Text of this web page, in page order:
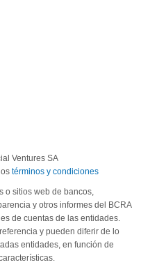
Ventures SA
términos y condiciones
o sitios web de bancos,
y otros informes del BCRA
de cuentas de las entidades.
y pueden diferir de lo
entidades, en función de